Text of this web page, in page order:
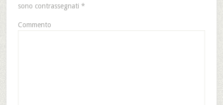
sono contrassegnati *
Commento